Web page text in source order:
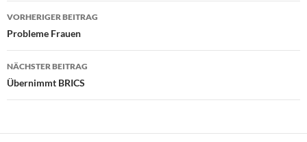
Beitragsnavigation
VORHERIGER BEITRAG
Probleme Frauen
NÄCHSTER BEITRAG
Übernimmt BRICS